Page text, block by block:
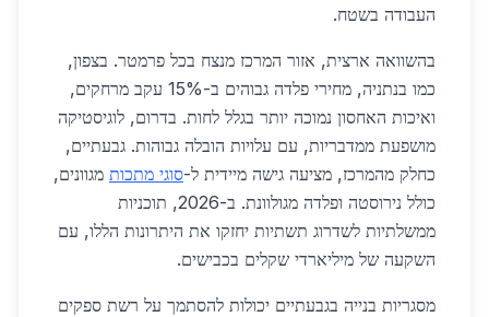
העבודה בשטח.
בהשוואה ארצית, אזור המרכז מנצח בכל פרמטר. בצפון,
כמו בנתניה, מחירי פלדה גבוהים ב-15% עקב מרחקים,
ואיכות האחסון נמוכה יותר בגלל לחות. בדרום, לוגיסטיקה
מושפעת ממדבריות, עם עלויות הובלה גבוהות. גבעתיים,
כחלק מהמרכז, מציעה גישה מיידית ל-סוגי מתכות מגוונים,
כולל נירוסטה ופלדה מגולוונת. ב-2026, תוכניות
ממשלתיות לשדרוג תשתיות יחזקו את היתרונות הללו, עם
השקעה של מיליארדי שקלים בכבישים.
מסגריות בנייה בגבעתיים יכולות להסתמך על רשת ספקים